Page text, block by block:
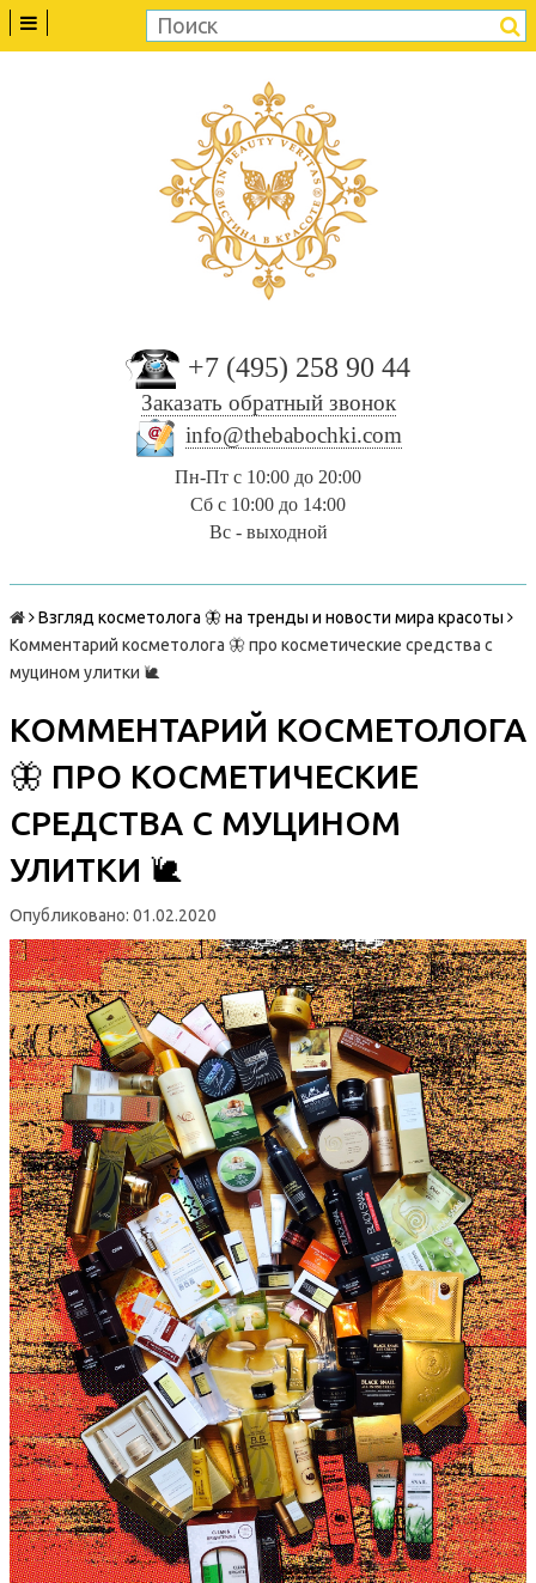
+7 (495) 258 90 44
Заказать обратный звонок
info@thebabochki.com
Пн-Пт с 10:00 до 20:00
Сб с 10:00 до 14:00
Вс - выходной
Взгляд косметолога 🦋 на тренды и новости мира красоты
Комментарий косметолога 🦋 про косметические средства с
муцином улитки 🐌
КОММЕНТАРИЙ КОСМЕТОЛОГА
🦋 ПРО КОСМЕТИЧЕСКИЕ
СРЕДСТВА С МУЦИНОМ
УЛИТКИ 🐌
Опубликовано: 01.02.2020